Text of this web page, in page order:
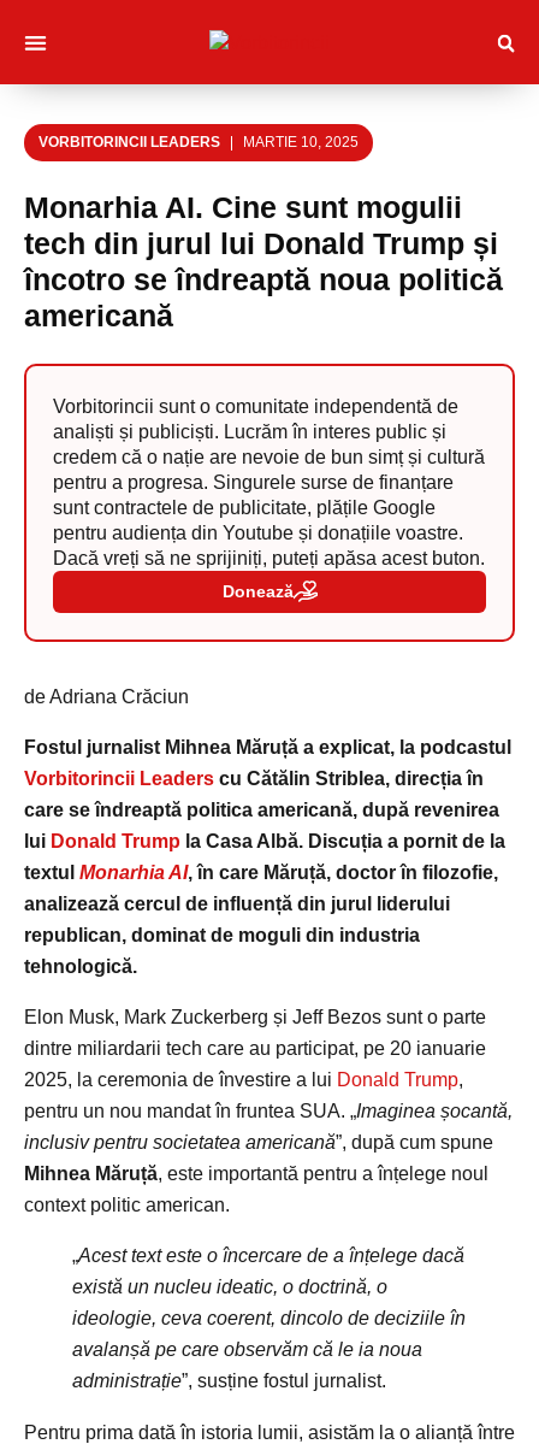
VORBITORINCII LEADERS MARTIE 10, 2025
Monarhia AI. Cine sunt mogulii
tech din jurul lui Donald Trump și
încotro se îndreaptă noua politică
americană
Vorbitorincii sunt o comunitate independentă de
analiști și publiciști. Lucrăm în interes public și
credem că o nație are nevoie de bun simț și cultură
pentru a progresa. Singurele surse de finanțare
sunt contractele de publicitate, plățile Google
pentru audiența din Youtube și donațiile voastre.
Dacă vreți să ne sprijiniți, puteți apăsa acest buton.
Donează
de Adriana Crăciun
Fostul jurnalist Mihnea Măruță a explicat, la podcastul
Vorbitorincii Leaders cu Cătălin Striblea, direcția în
care se îndreaptă politica americană, după revenirea
lui Donald Trump la Casa Albă. Discuția a pornit de la
textul Monarhia AI, în care Măruță, doctor în filozofie,
analizează cercul de influență din jurul liderului
republican, dominat de moguli din industria
tehnologică.
Elon Musk, Mark Zuckerberg și Jeff Bezos sunt o parte
dintre miliardarii tech care au participat, pe 20 ianuarie
2025, la ceremonia de învestire a lui Donald Trump,
pentru un nou mandat în fruntea SUA. „Imaginea șocantă,
inclusiv pentru societatea americană”, după cum spune
Mihnea Măruță, este importantă pentru a înțelege noul
context politic american.
„Acest text este o încercare de a înțelege dacă
există un nucleu ideatic, o doctrină, o
ideologie, ceva coerent, dincolo de deciziile în
avalanșă pe care observăm că le ia noua
administrație”, susține fostul jurnalist.
Pentru prima dată în istoria lumii, asistăm la o alianță între